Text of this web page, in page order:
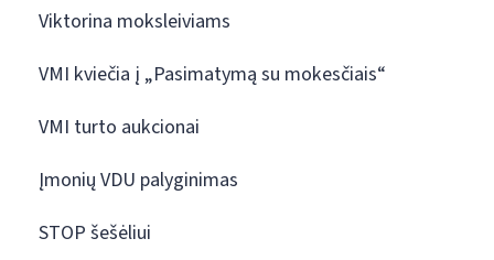
Viktorina moksleiviams
VMI kviečia į „Pasimatymą su mokesčiais“
VMI turto aukcionai
Įmonių VDU palyginimas
STOP šešėliui